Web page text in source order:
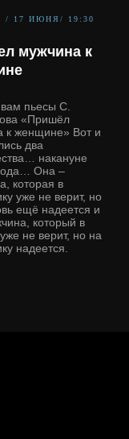
/ 17 ИЮНЯ/ 19:30
мужчина к
пьесы С.
«Пришёл
к женщине» Вот и
два
накануне
Она –
которая в
уже не верит, но
ещё надеется и
который в
не верит, но на
надеется.